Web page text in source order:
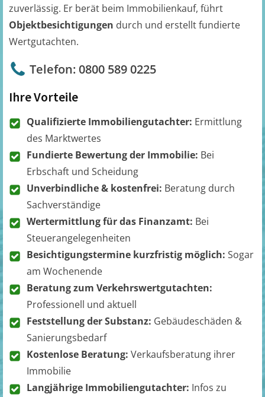
zuverlässig. Er berät beim Immobilienkauf, führt
Objektbesichtigungen durch und erstellt fundierte
Wertgutachten.
Telefon: 0800 589 0225
Ihre Vorteile
Qualifizierte Immobiliengutachter: Ermittlung
des Marktwertes
Fundierte Bewertung der Immobilie: Bei
Erbschaft und Scheidung
Unverbindliche & kostenfrei: Beratung durch
Sachverständige
Wertermittlung für das Finanzamt: Bei
Steuerangelegenheiten
Besichtigungstermine kurzfristig möglich: Sogar
am Wochenende
Beratung zum Verkehrswertgutachten:
Professionell und aktuell
Feststellung der Substanz: Gebäudeschäden &
Sanierungsbedarf
Kostenlose Beratung: Verkaufsberatung ihrer
Immobilie
Langjährige Immobiliengutachter: Infos zu